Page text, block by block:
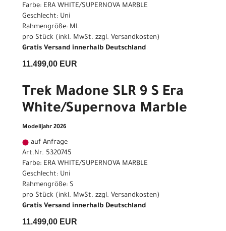
Farbe: ERA WHITE/SUPERNOVA MARBLE
Geschlecht: Uni
Rahmengröße: ML
pro Stück (inkl. MwSt. zzgl. Versandkosten)
Gratis Versand innerhalb Deutschland
11.499,00 EUR
Trek Madone SLR 9 S Era
White/Supernova Marble
Modelljahr 2026
auf Anfrage
Art.Nr. 5320745
Farbe: ERA WHITE/SUPERNOVA MARBLE
Geschlecht: Uni
Rahmengröße: S
pro Stück (inkl. MwSt. zzgl. Versandkosten)
Gratis Versand innerhalb Deutschland
11.499,00 EUR